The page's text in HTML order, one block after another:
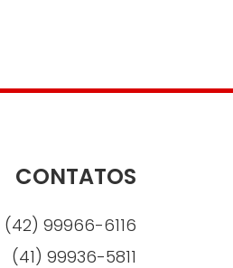
CONTATOS
(42) 99966-6116
(41) 99936-5811